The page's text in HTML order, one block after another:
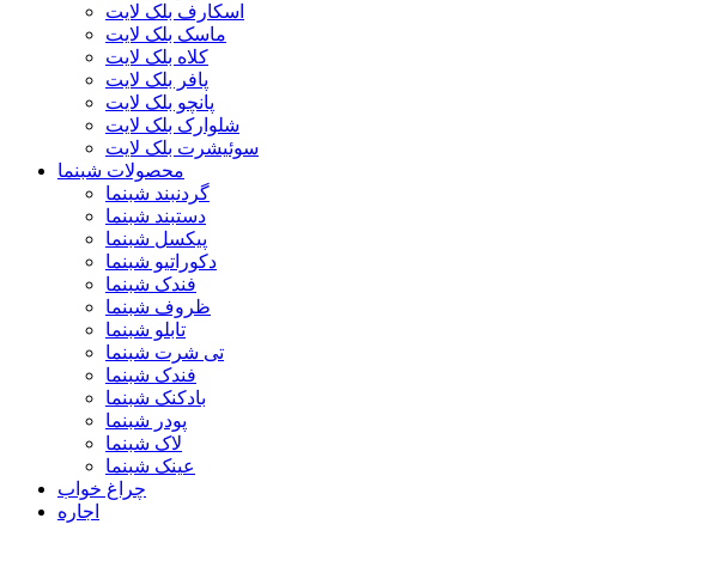
اسکارف بلک لایت
ماسک بلک لایت
کلاه بلک لایت
پافر بلک لایت
پانچو بلک لایت
شلوارک بلک لایت
سوئیشرت بلک لایت
محصولات شبنما
گردنبند شبنما
دستبند شبنما
پیکسل شبنما
دکوراتیو شبنما
فندک شبنما
ظروف شبنما
تابلو شبنما
تی شرت شبنما
فندک شبنما
بادکنک شبنما
پودر شبنما
لاک شبنما
عینک شبنما
چراغ خواب
اجاره